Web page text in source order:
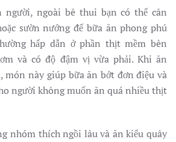
người, ngoài bê thui bạn có thể cân
sườn nướng để bữa ăn phong phú
hấp dẫn ở phần thịt mềm bên
và có độ đậm vị vừa phải. Khi ăn
món này giúp bữa ăn bớt đơn điệu và
người không muốn ăn quá nhiều thịt
nhóm thích ngồi lâu và ăn kiểu quây